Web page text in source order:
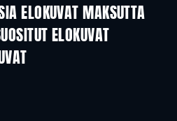
ELOKUVAT MAKSUTTA
ELOKUVAT